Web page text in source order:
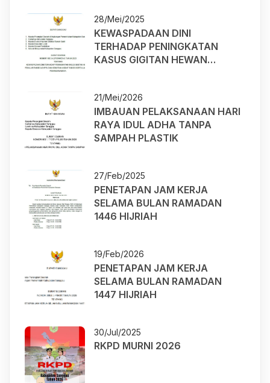
28/Mei/2025
KEWASPADAAN DINI
TERHADAP PENINGKATAN
KASUS GIGITAN HEWAN
SERTA LANGKAH
PENANGANANNYA
21/Mei/2026
IMBAUAN PELAKSANAAN HARI
RAYA IDUL ADHA TANPA
SAMPAH PLASTIK
27/Feb/2025
PENETAPAN JAM KERJA
SELAMA BULAN RAMADAN
1446 HIJRIAH
19/Feb/2026
PENETAPAN JAM KERJA
SELAMA BULAN RAMADAN
1447 HIJRIAH
30/Jul/2025
RKPD MURNI 2026